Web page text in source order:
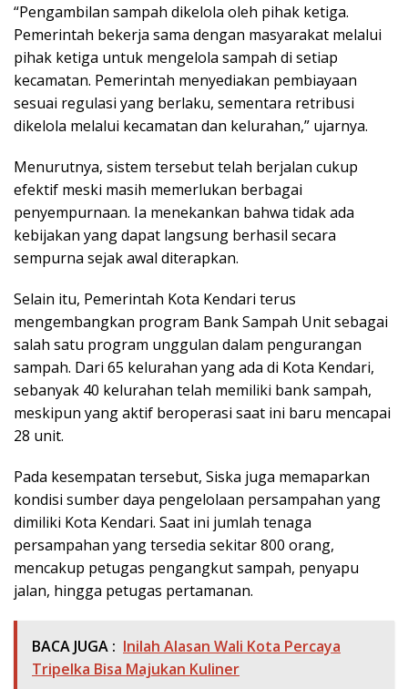
“Pengambilan sampah dikelola oleh pihak ketiga.
Pemerintah bekerja sama dengan masyarakat melalui
pihak ketiga untuk mengelola sampah di setiap
kecamatan. Pemerintah menyediakan pembiayaan
sesuai regulasi yang berlaku, sementara retribusi
dikelola melalui kecamatan dan kelurahan,” ujarnya.
Menurutnya, sistem tersebut telah berjalan cukup
efektif meski masih memerlukan berbagai
penyempurnaan. Ia menekankan bahwa tidak ada
kebijakan yang dapat langsung berhasil secara
sempurna sejak awal diterapkan.
Selain itu, Pemerintah Kota Kendari terus
mengembangkan program Bank Sampah Unit sebagai
salah satu program unggulan dalam pengurangan
sampah. Dari 65 kelurahan yang ada di Kota Kendari,
sebanyak 40 kelurahan telah memiliki bank sampah,
meskipun yang aktif beroperasi saat ini baru mencapai
28 unit.
Pada kesempatan tersebut, Siska juga memaparkan
kondisi sumber daya pengelolaan persampahan yang
dimiliki Kota Kendari. Saat ini jumlah tenaga
persampahan yang tersedia sekitar 800 orang,
mencakup petugas pengangkut sampah, penyapu
jalan, hingga petugas pertamanan.
BACA JUGA : Inilah Alasan Wali Kota Percaya
Tripelka Bisa Majukan Kuliner